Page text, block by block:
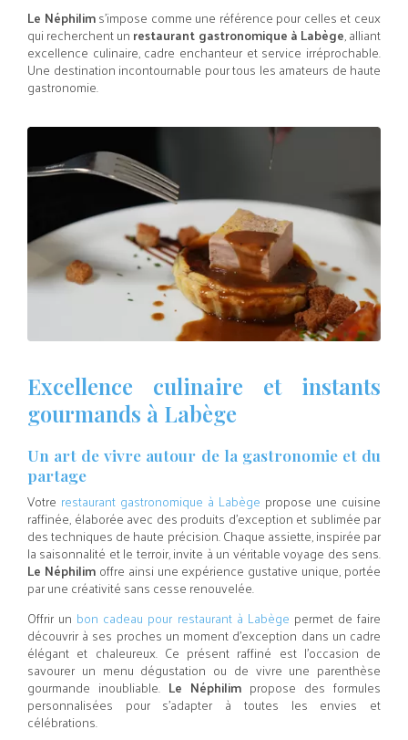
Le Néphilims’impose comme une référence pour celles et ceux
qui recherchent un restaurant gastronomique à Labège, alliant
excellence culinaire, cadre enchanteur et service irréprochable.
Une destination incontournable pour tous les amateurs de haute
gastronomie.
Excellence culinaire et instants
gourmands à Labège
Un art de vivre autour de la gastronomie et du
partage
Votre restaurant gastronomique à Labège propose une cuisine
raffinée, élaborée avec des produits d’exception et sublimée par
des techniques de haute précision. Chaque assiette, inspirée par
la saisonnalité et le terroir, invite à un véritable voyage des sens.
Le Néphilimoffre ainsi une expérience gustative unique, portée
par une créativité sans cesse renouvelée.
Offrir un bon cadeau pour restaurant à Labège permet de faire
découvrir à ses proches un moment d’exception dans un cadre
élégant et chaleureux. Ce présent raffiné est l’occasion de
savourer un menu dégustation ou de vivre une parenthèse
gourmande inoubliable. Le Néphilim propose des formules
personnalisées pour s’adapter à toutes les envies et
célébrations.